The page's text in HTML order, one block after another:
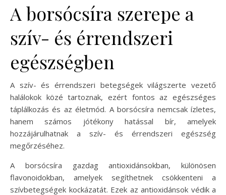
A borsócsíra szerepe a
szív- és érrendszeri
egészségben
A szív- és érrendszeri betegségek világszerte vezető
halálokok közé tartoznak, ezért fontos az egészséges
táplálkozás és az életmód. A borsócsíra nemcsak ízletes,
hanem számos jótékony hatással bír, amelyek
hozzájárulhatnak a szív- és érrendszeri egészség
megőrzéséhez.
A borsócsíra gazdag antioxidánsokban, különösen
flavonoidokban, amelyek segíthetnek csökkenteni a
szívbetegségek kockázatát. Ezek az antioxidánsok védik a